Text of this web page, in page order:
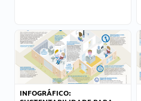
INFOGRÁFICO: